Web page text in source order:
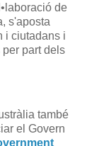
de
s'aposta
i ciutadans i
part dels
també
el Govern